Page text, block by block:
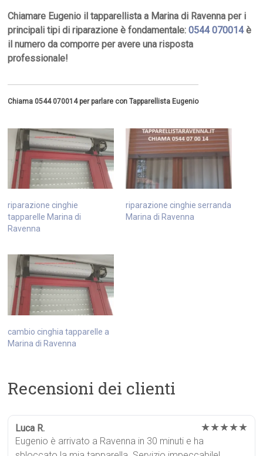
Chiamare Eugenio il tapparellista a Marina di Ravenna per i
principali tipi di riparazione è fondamentale:0544 070014è
il numero da comporre per avere una risposta
professionale!
Chiama 0544 070014 per parlare con Tapparellista Eugenio
riparazione cinghie
tapparelle Marina di
Ravenna
riparazione cinghie serranda
Marina di Ravenna
cambio cinghia tapparelle a
Marina di Ravenna
Recensioni dei clienti
Luca R. ★★★★★
Eugenio è arrivato a Ravenna in 30 minuti e ha